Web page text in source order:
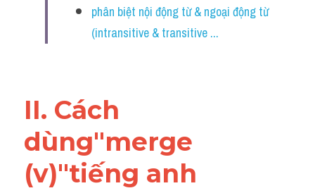
Giải đề THPT
Adv
Cách dùng từ
Từ vựng theo tiền tố
phân biệt nội động từ & ngoại động từ
(intransitive & transitive ...
II. Cách
dùng"merge
(v)"tiếng anh